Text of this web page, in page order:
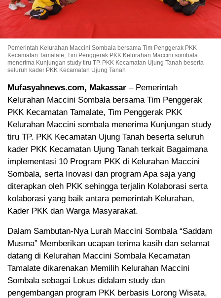
Pemerintah Kelurahan Maccini Sombala bersama Tim Penggerak PKK
Kecamatan Tamalate, Tim Penggerak PKK Kelurahan Maccini sombala
menerima Kunjungan study tiru TP. PKK Kecamatan Ujung Tanah beserta
seluruh kader PKK Kecamatan Ujung Tanah
Mufasyahnews.com, Makassar – Pemerintah
Kelurahan Maccini Sombala bersama Tim Penggerak
PKK Kecamatan Tamalate, Tim Penggerak PKK
Kelurahan Maccini sombala menerima Kunjungan study
tiru TP. PKK Kecamatan Ujung Tanah beserta seluruh
kader PKK Kecamatan Ujung Tanah terkait Bagaimana
implementasi 10 Program PKK di Kelurahan Maccini
Sombala, serta Inovasi dan program Apa saja yang
diterapkan oleh PKK sehingga terjalin Kolaborasi serta
kolaborasi yang baik antara pemerintah Kelurahan,
Kader PKK dan Warga Masyarakat.
Dalam Sambutan-Nya Lurah Maccini Sombala “Saddam
Musma” Memberikan ucapan terima kasih dan selamat
datang di Kelurahan Maccini Sombala Kecamatan
Tamalate dikarenakan Memilih Kelurahan Maccini
Sombala sebagai Lokus didalam study dan
pengembangan program PKK berbasis Lorong Wisata,